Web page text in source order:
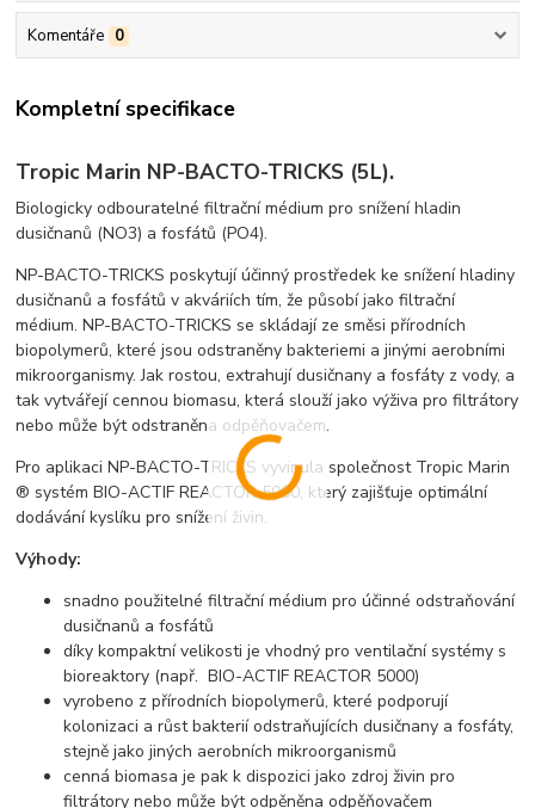
Komentáře 0
Kompletní specifikace
Tropic Marin NP-BACTO-TRICKS (5L).
Biologicky odbouratelné filtrační médium pro snížení hladin
dusičnanů (NO3) a fosfátů (PO4).
NP-BACTO-TRICKS poskytují účinný prostředek ke snížení hladiny
dusičnanů a fosfátů v akváriích tím, že působí jako filtrační
médium. NP-BACTO-TRICKS se skládají ze směsi přírodních
biopolymerů, které jsou odstraněny bakteriemi a jinými aerobními
mikroorganismy. Jak rostou, extrahují dusičnany a fosfáty z vody, a
tak vytvářejí cennou biomasu, která slouží jako výživa pro filtrátory
nebo může být odstraněna odpěňovačem.
Pro aplikaci NP-BACTO-TRICKS vyvinula společnost Tropic Marin
® systém BIO-ACTIF REACTOR 5000, který zajišťuje optimální
dodávání kyslíku pro snížení živin.
Výhody:
snadno použitelné filtrační médium pro účinné odstraňování
dusičnanů a fosfátů
díky kompaktní velikosti je vhodný pro ventilační systémy s
bioreaktory (např. BIO-ACTIF REACTOR 5000)
vyrobeno z přírodních biopolymerů, které podporují
kolonizaci a růst bakterií odstraňujících dusičnany a fosfáty,
stejně jako jiných aerobních mikroorganismů
cenná biomasa je pak k dispozici jako zdroj živin pro
filtrátory nebo může být odpěněna odpěňovačem